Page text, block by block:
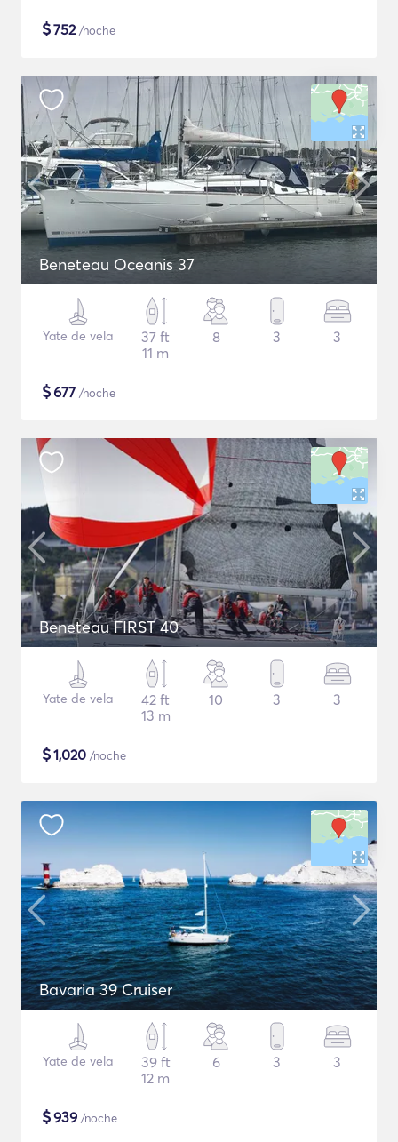
$752/noche
Beneteau Oceanis 37
Yate de vela
37 ft
11 m
8 3 3
$677 /noche
Beneteau FIRST 40
Yate de vela
42 ft
13 m
10 3 3
$1,020 /noche
Bavaria 39 Cruiser
Yate de vela
39 ft
12 m
6 3 3
$939 /noche